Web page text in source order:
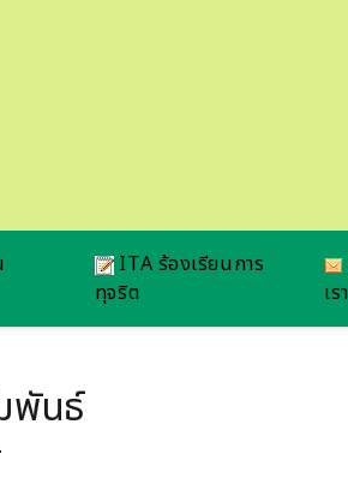
ITA ร้องเรียนการ
ทุจริต
เรา
พันธ์